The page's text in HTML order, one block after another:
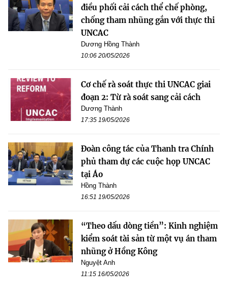
điều phối cải cách thể chế phòng,
chống tham nhũng gắn với thực thi
UNCAC
Dương Hồng Thành
10:06 20/05/2026
Cơ chế rà soát thực thi UNCAC giai
đoạn 2: Từ rà soát sang cải cách
Dương Thành
17:35 19/05/2026
Đoàn công tác của Thanh tra Chính
phủ tham dự các cuộc họp UNCAC
tại Áo
Hồng Thành
16:51 19/05/2026
“Theo dấu dòng tiền”: Kinh nghiệm
kiểm soát tài sản từ một vụ án tham
nhũng ở Hồng Kông
Nguyệt Anh
11:15 16/05/2026